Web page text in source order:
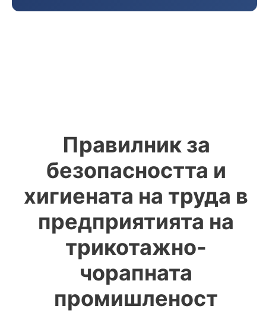
Правилник за
безопасността и
хигиената на труда в
предприятията на
трикотажно-
чорапната
промишленост